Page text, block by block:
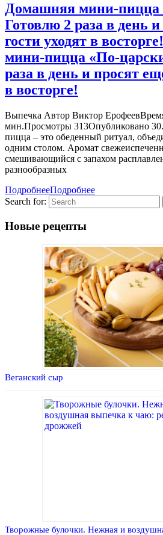
Домашняя мини-пицца
Готовлю 2 раза в день
гости уходят в восторге!
мини-пицца «По-
раза в день и просят
в восторге!
Выпечка Автор Виктор
мин.Просмотры 313Опубликовано
пицца – это обеденный ритуал,
одним столом. Аромат
смешивающийся с запахом
разнообразных
ПодробнееПодробнее
Search for:
Новые рецепты
Веганский сыр
Творожные булочки. Нежная и